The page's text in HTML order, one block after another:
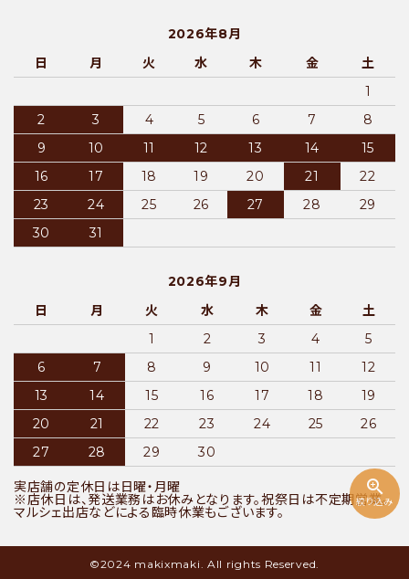
zoom_in
絞り込み
2026年8月
日
月 火 水 木 金
土
1
2
3 4 5 6 7
8
9
10 11 12 13 14
15
16
17 18 19 20 21
22
23
24 25 26 27 28
29
30
31
2026年9月
日
月 火 水 木 金
土
1
2 3 4
5
6
7 8 9 10 11
12
13
14 15 16 17 18
19
20
21 22 23 24 25
26
27
28 29 30
実店舗の定休日は日曜・月曜
※店休日は、発送業務はお休みとなります。祝祭日は不定期営業。
マルシェ出店などによる臨時休業もございます。
©2024 makixmaki. All rights Reserved.